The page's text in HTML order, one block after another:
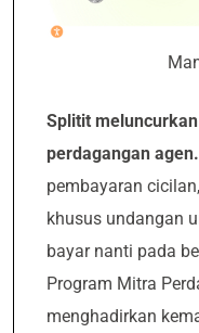
Splitit
perdagangan agen.
pembayaran
khusus undangan
bayar nanti pada
Program Mitra
menghadirkan